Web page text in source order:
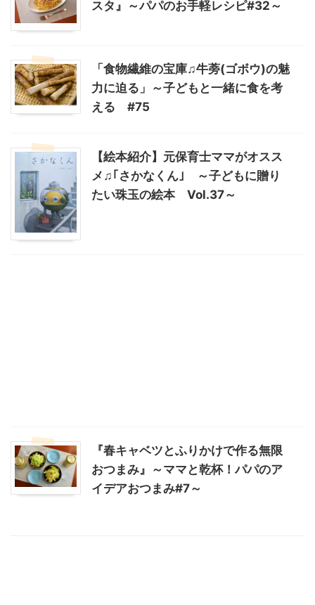
スタ』～パパのお手軽レシピ#32～
「食物繊維の宝庫♫牛蒡(ゴボウ)の魅
力に迫る」～子どもと一緒に食を考
える #75
【絵本紹介】元保育士ママがオスス
メ♫｢さかなくん｣ ～子どもに贈り
たい珠玉の絵本 Vol.37～
『春キャベツとふりかけで作る無限
おつまみ』～ママと乾杯！パパのア
イデアおつまみ#7～